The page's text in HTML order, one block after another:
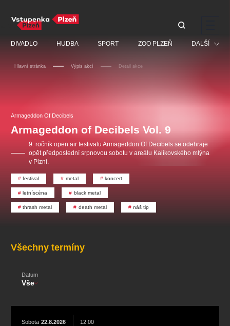
DIVADLO HUDBA SPORT ZOO PLZEŇ DALŠÍ
Pro děti
Hlavní stránka Výpis akcí Detail akce
Armageddon Of Decibels
Armageddon of Decibels Vol. 9
9. ročník open air festivalu Armageddon Of Decibels se odehraje
opět předposlední srpnovou sobotu v areálu Kalikovského mlýna
v Plzni.
festival metal koncert
letníscéna black metal
thrash metal death metal náš tip
Všechny termíny
Datum
Vše
Sobota 22.8.2026 12:00
Doporučujeme
JARO EVENT s.r.o.
Centrální rezervační
Veselá scéna Kalikovský
mlýn
Ostatní hledají
Nejnavštěvovanější
doporučujeme premiéra komedie
djkt skupovaplzeň2026